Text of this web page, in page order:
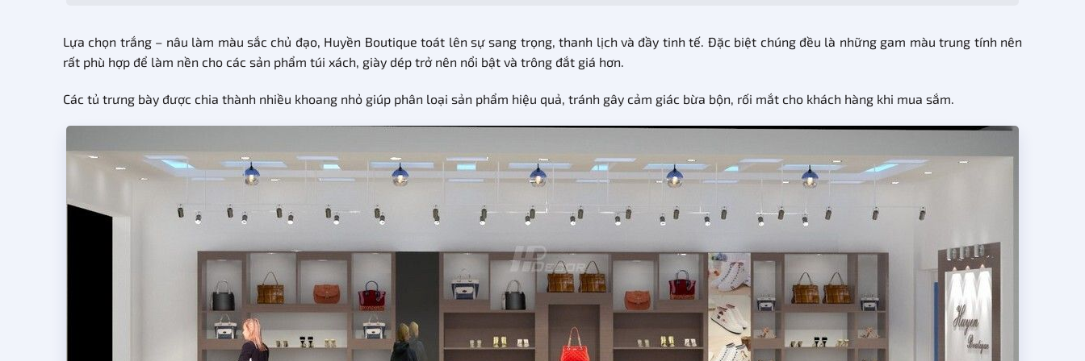
Lựa chọn trắng – nâu làm màu sắc chủ đạo, Huyền Boutique toát lên sự sang trọng, thanh lịch và đầy tinh tế. Đặc biệt chúng đều là những gam màu trung tính nên
rất phù hợp để làm nền cho các sản phẩm túi xách, giày dép trở nên nổi bật và trông đắt giá hơn.
Các tủ trưng bày được chia thành nhiều khoang nhỏ giúp phân loại sản phẩm hiệu quả, tránh gây cảm giác bừa bộn, rối mắt cho khách hàng khi mua sắm.